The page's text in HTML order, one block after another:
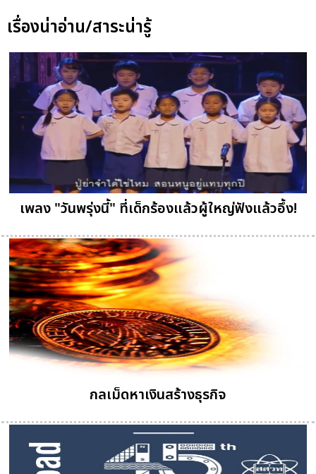
เรื่องน่าอ่าน/สาระน่ารู้
เพลง "วันพรุ่งนี้" ที่เด็กร้องแล้วผู้ใหญ่ฟังแล้วอึ้ง!
กลเม็ดหาเงินสร้างธุรกิจ